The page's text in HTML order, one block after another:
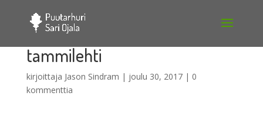
tammilehti
kirjoittaja Jason Sindram | joulu 30, 2017| 0
kommenttia